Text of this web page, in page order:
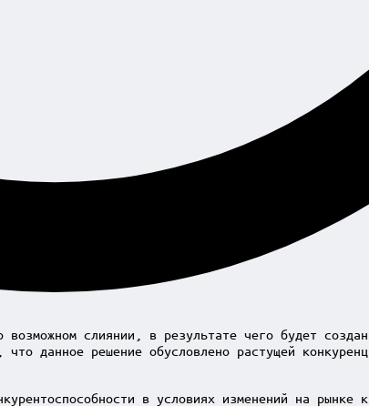
слиянии, в результате чего будет
данное решение обусловлено растущей
в условиях изменений на рынке